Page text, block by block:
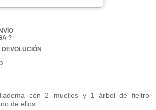
?
con 2 muelles y 1 árbol de fieltro
de ellos.